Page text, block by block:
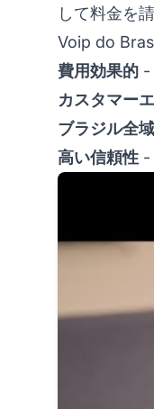
して料金を
Voip do
費用効果的 -
カスタマー
ブラジル全
高い信頼性 -